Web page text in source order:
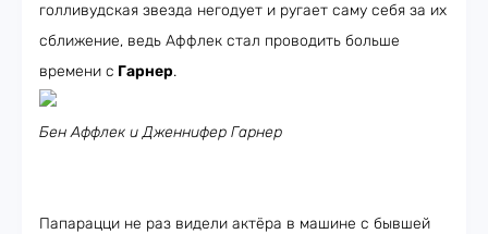
голливудская звезда негодует и ругает саму себя за их
сближение, ведь Аффлек стал проводить больше
времени с Гарнер.
Бен Аффлек и Дженнифер Гарнер
Папарацци не раз видели актёра в машине с бывшей